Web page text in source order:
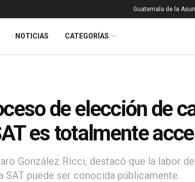
Guatemala de la
NOTICIAS CATEGORÍAS
de elección de
es totalmente
González Ricci, destacó que la labor
puede ser conocida públicamente.